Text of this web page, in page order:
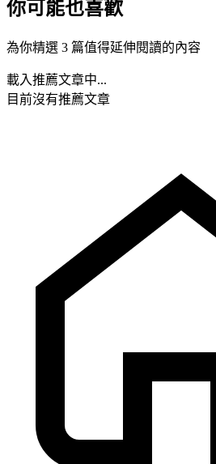
你可能也喜歡
為你精選 3 篇值得延伸閱讀的內容
載入推薦文章中...
目前沒有推薦文章